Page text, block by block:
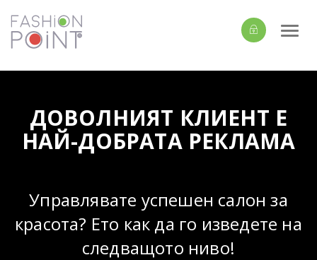
ДОВОЛНИЯТ КЛИЕНТ Е
НАЙ-ДОБРАТА РЕКЛАМА
Управлявате успешен салон за
красота? Ето как да го изведете на
следващото ниво!